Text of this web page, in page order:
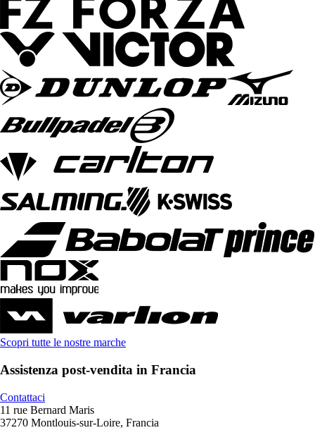
Scopri tutte le nostre marche
Assistenza post-vendita in Francia
Contattaci
11 rue Bernard Maris
37270 Montlouis-sur-Loire, Francia